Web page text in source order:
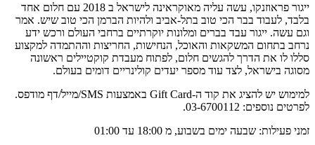
ייגור פראוזנקו, עשה עליה מאוקראינה לישראל ב 2018 עם חלום אחד
בלבד, לעבוד בבר הכי טוב בתל-אביב ולהיות הברמן הכי טוב שיש. אמר
וגם עשה. ייגור עבד בברים ומלונות יוקרתיים ברחבי העולם ורכש ידע
נרחב בתחום המשקאות והאוכל, הנחישות, החריצות וההתמדה למקצוע
סללו לו את הדרך להגשים חלום, לפתוח מעבדת קוקטיילים ראשונה
מסוגה בישראל, לצד עוד מספר יעדים קולינריים דומים בעולם.
למימוש יש להציג את קוד ה-Gift Card באמצעות SMS/מייל/דף מודפס.
לפרטים נוספים: 03-6700112.
זמני פעילות: שבעה ימים בשבוע, מ 18:00 עד 01:00